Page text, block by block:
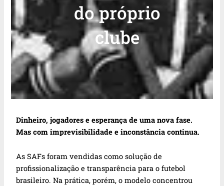
do próprio
clube
Dinheiro, jogadores e esperança de uma nova fase.
Mas com imprevisibilidade e inconstância continua.
As SAFs foram vendidas como solução de
profissionalização e transparência para o futebol
brasileiro. Na prática, porém, o modelo concentrou